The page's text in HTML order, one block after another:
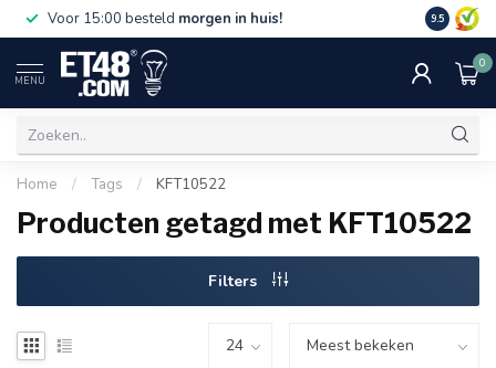
Voor 15:00 besteld morgen in huis! Gratis
€75,-.
9.5
MENU
0
Home / Tags / KFT10522
Producten getagd met KFT10522
Filters